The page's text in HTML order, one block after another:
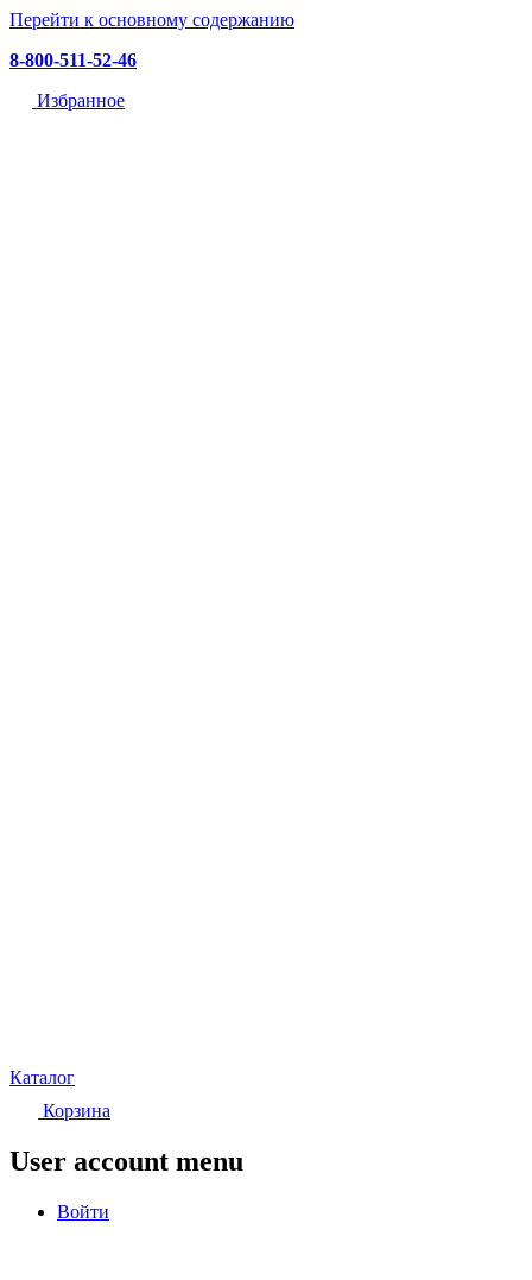
Перейти к основному содержанию
8-800-511-52-46
Избранное
Каталог
Корзина
User account menu
Войти